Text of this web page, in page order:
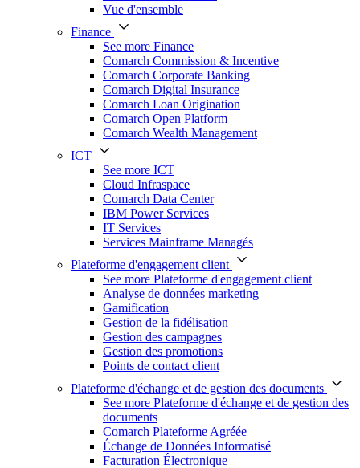
Vue d'ensemble
Finance
See more Finance
Comarch Commission & Incentive
Comarch Corporate Banking
Comarch Digital Insurance
Comarch Loan Origination
Comarch Open Platform
Comarch Wealth Management
ICT
See more ICT
Cloud Infraspace
Comarch Data Center
IBM Power Services
IT Services
Services Mainframe Managés
Plateforme d'engagement client
See more Plateforme d'engagement client
Analyse de données marketing
Gamification
Gestion de la fidélisation
Gestion des campagnes
Gestion des promotions
Points de contact client
Plateforme d'échange et de gestion des documents
See more Plateforme d'échange et de gestion des
documents
Comarch Plateforme Agréée
Échange de Données Informatisé
Facturation Électronique